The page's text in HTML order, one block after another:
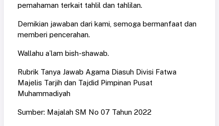
pemahaman terkait tahlil dan tahlilan.
Demikian jawaban dari kami, semoga bermanfaat dan
memberi pencerahan.
Wallahu a’lam bish-shawab.
Rubrik Tanya Jawab Agama Diasuh Divisi Fatwa
Majelis Tarjih dan Tajdid Pimpinan Pusat
Muhammadiyah
Sumber: Majalah SM No 07 Tahun 2022